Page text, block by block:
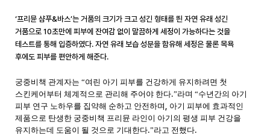
‘프리뮨 샴푸&바스’는 거품의 크기가 크고 성긴 형태를 띈 자연 유래 성긴
거품으로 10초만에 피부에 잔여감 없이 말끔하게 세정이 가능하다는 것을
테스트를 통해 입증하였다. 자연 유래 보습 성분을 함유해 세정은 물론 목욕
후에도 피부를 편안하게 해준다.
궁중비책 관계자는 “여린 아기 피부를 건강하게 유지하려면 첫
스킨케어부터 체계적으로 관리해 주어야 한다.”라며 “수년간의 아기
피부 연구 노하우를 집약해 순하고 안전하며
아기 피부에 효과적인
제품으로 탄생한 궁중비책 프리뮨 라인이 아기의 평생 피부 건강을
유지하는데 도움이 될 것으로 기대한다.”라고 전했다.